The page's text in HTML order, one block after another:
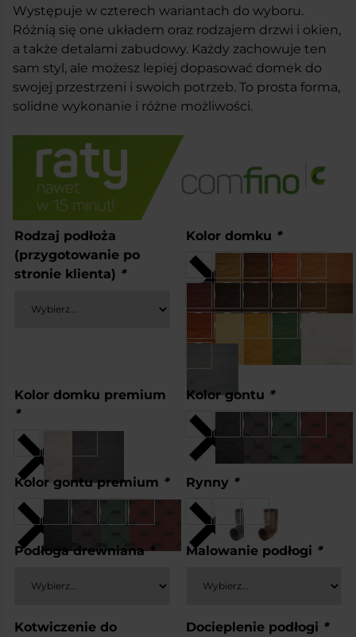
Występuje w czterech wariantach do wyboru.
Różnią się one układem oraz rodzajem drzwi i okien,
a także detalami zabudowy. Każdy zachowuje ten
sam styl, ale możesz lepiej dopasować domek do
swojej przestrzeni i swoich potrzeb. To prosta forma,
solidne wykonanie i różne możliwości.
Rodzaj podłoża
(przygotowanie po
stronie klienta) *
Kolor domku *
Kolor domku premium
*
Kolor gontu *
Kolor gontu premium * Rynny *
Podłoga drewniana* Malowanie podłogi *
Kotwiczenie do
Docieplenie podłogi *